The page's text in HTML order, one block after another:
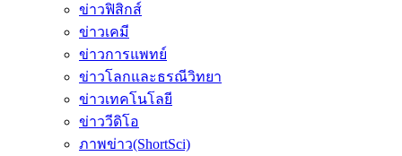
ข่าวฟิสิกส์
ข่าวเคมี
ข่าวการแพทย์
ข่าวโลกและธรณีวิทยา
ข่าวเทคโนโลยี
ข่าววีดิโอ
ภาพข่าว(ShortSci)